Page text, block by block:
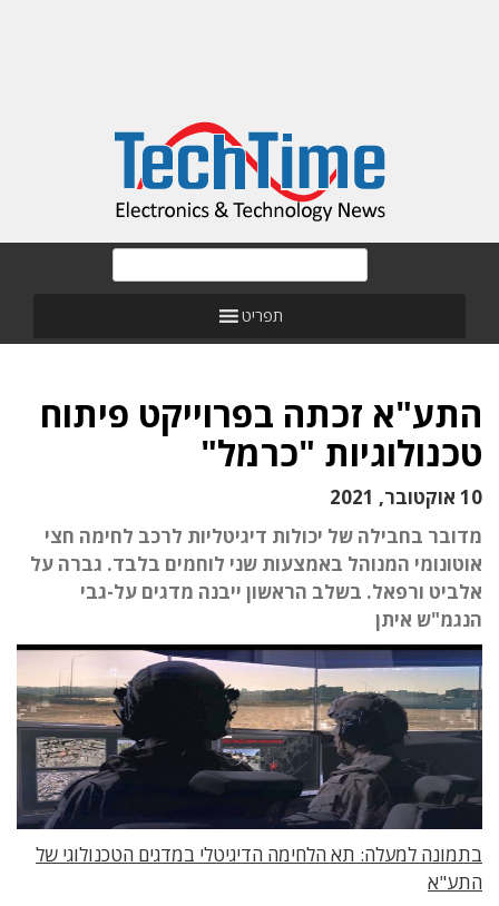
תפריט
התע"א זכתה בפרוייקט פיתוח
טכנולוגיות "כרמל"
10 אוקטובר, 2021
מדובר בחבילה של יכולות דיגיטליות לרכב לחימה חצי
אוטונומי המנוהל באמצעות שני לוחמים בלבד. גברה על
אלביט ורפאל. בשלב הראשון ייבנה מדגים על-גבי
הנגמ"ש איתן
בתמונה למעלה: תא הלחימה הדיגיטלי במדגים הטכנולוגי של
התע"א